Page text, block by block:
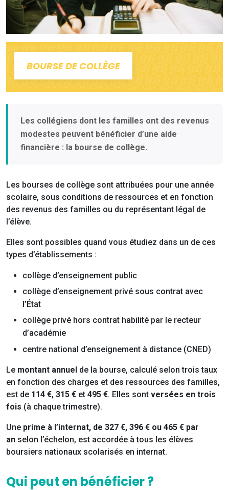
BOURSE DE COLLÈGE
Les collégiens dont les familles ont des revenus
modestes peuvent bénéficier d’une aide
financière : la bourse de collège.
Les bourses de collège sont attribuées pour une année
scolaire, sous conditions de ressources et en fonction
des revenus des familles ou du représentant légal de
l’élève.
Elles sont possibles quand vous étudiez dans un de ces
types d’établissements :
collège d’enseignement public
collège d’enseignement privé sous contrat avec
l’État
collège privé hors contrat habilité par le recteur
d’académie
centre national d’enseignement à distance (CNED)
Le montant annuel de la bourse, calculé selon trois taux
en fonction des charges et des ressources des familles,
est de 114 €, 315 € et 495 €. Elles sont versées en trois
fois (à chaque trimestre).
Une prime à l’internat, de 327 €, 396 € ou 465 € par
an selon l’échelon, est accordée à tous les élèves
boursiers nationaux scolarisés en internat.
Qui peut en bénéficier ?